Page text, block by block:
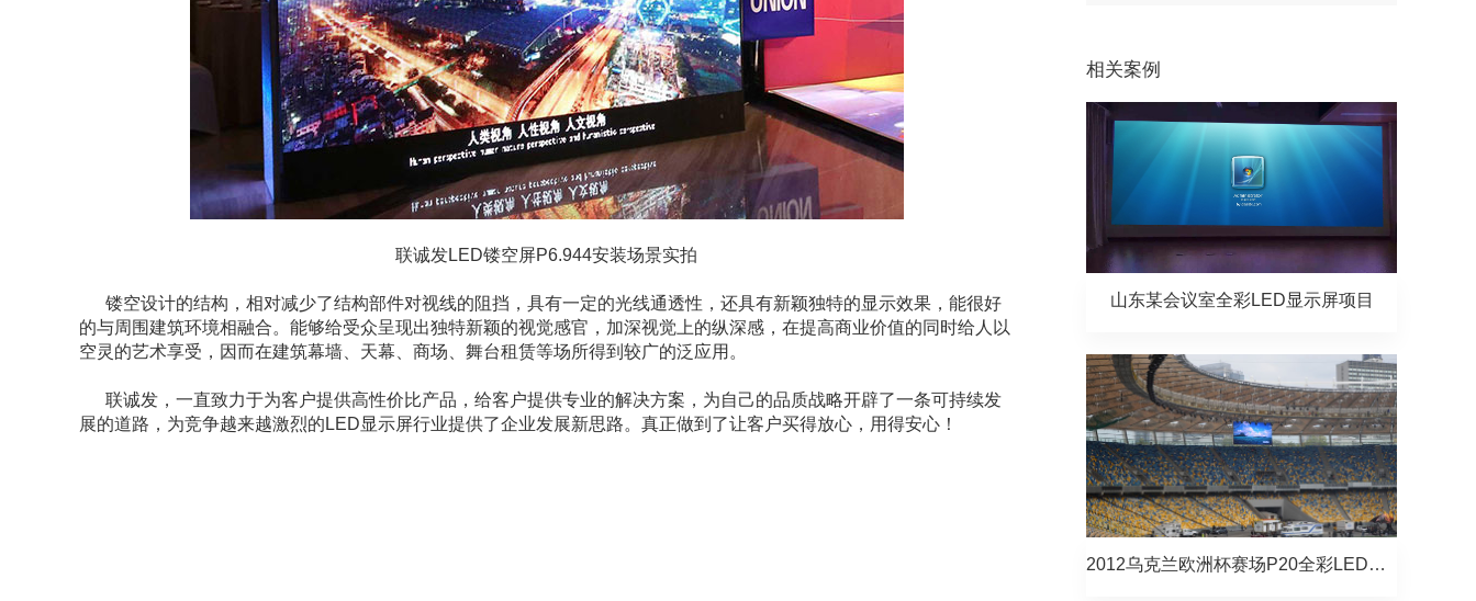
联诚发LED镂空屏P6.944安装场景实拍
镂空设计的结构，相对减少了结构部件对视线的阻挡，具有一定的光线通透性，还具有新颖独特的显示效果，能很好
的与周围建筑环境相融合。能够给受众呈现出独特新颖的视觉感官，加深视觉上的纵深感，在提高商业价值的同时给人以
空灵的艺术享受，因而在建筑幕墙、天幕、商场、舞台租赁等场所得到较广的泛应用。
联诚发，一直致力于为客户提供高性价比产品，给客户提供专业的解决方案，为自己的品质战略开辟了一条可持续发
展的道路，为竞争越来越激烈的LED显示屏行业提供了企业发展新思路。真正做到了让客户买得放心，用得安心！
相关案例
山东某会议室全彩LED显示屏项目
2012乌克兰欧洲杯赛场P20全彩LED显示屏项目